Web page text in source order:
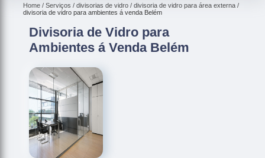
Home Serviços divisorias de vidro
divisoria de vidro para área externa
divisoria de vidro para ambientes á venda Belém
Divisoria de Vidro para
Ambientes á Venda Belém